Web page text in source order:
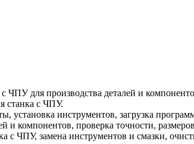
ЧПУ для производства деталей и
станка с ЧПУ.
установка инструментов, загрузка
и компонентов, проверка точности,
с ЧПУ, замена инструментов и смазки,